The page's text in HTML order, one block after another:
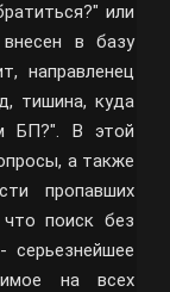
или
в базу
направленец
тишина, куда
БП?". В этой
а также
пропавших
поиск без
серьезнейшее
на всех